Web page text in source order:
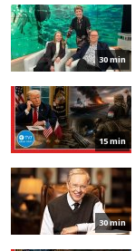
30 min
15 min
30 min